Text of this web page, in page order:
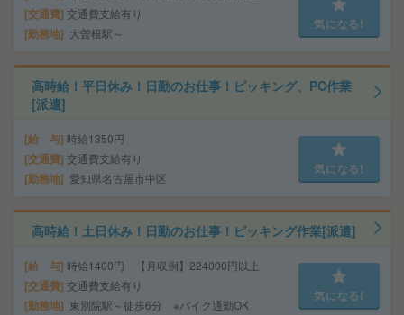
交通費 交通費支給有り
勤務地 大曽根駅～
気になる!
高時給！平日休み！日勤のお仕事！ピッキング、PC作業
[派遣]
給 与 時給1350円
交通費 交通費支給有り
勤務地 愛知県名古屋市中区
気になる!
高時給！土日休み！日勤のお仕事！ピッキング作業[派遣]
給 与 時給1400円 【月収例】224000円以上
交通費 交通費支給有り
勤務地 東別院駅～徒歩6分 ※バイク通勤OK
気になる!